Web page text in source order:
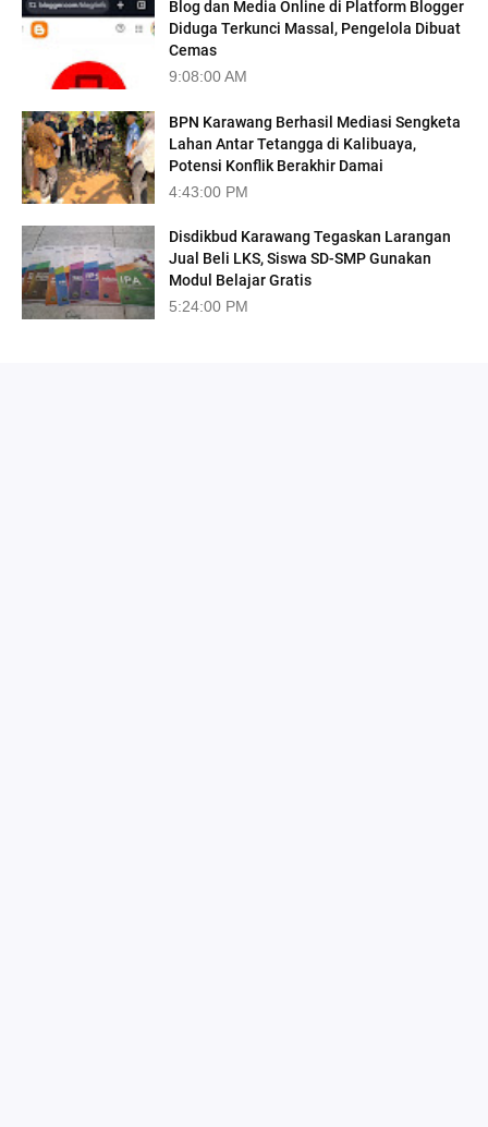
Blog dan Media Online di Platform Blogger
Diduga Terkunci Massal, Pengelola Dibuat
Cemas
9:08:00 AM
BPN Karawang Berhasil Mediasi Sengketa
Lahan Antar Tetangga di Kalibuaya,
Potensi Konflik Berakhir Damai
4:43:00 PM
Disdikbud Karawang Tegaskan Larangan
Jual Beli LKS, Siswa SD-SMP Gunakan
Modul Belajar Gratis
5:24:00 PM